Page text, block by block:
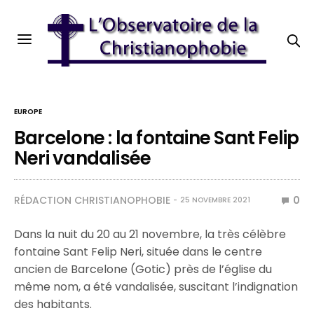
EUROPE
Barcelone : la fontaine Sant Felip
Neri vandalisée
RÉDACTION CHRISTIANOPHOBIE 25 NOVEMBRE 2021 0
Dans la nuit du 20 au 21 novembre, la très célèbre
fontaine Sant Felip Neri, située dans le centre
ancien de Barcelone (Gotic) près de l’église du
même nom, a été vandalisée, suscitant l’indignation
des habitants.